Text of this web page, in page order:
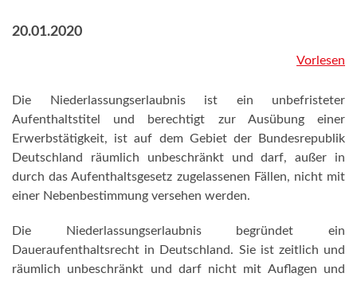
20.01.2020
Vorlesen
Die Niederlassungserlaubnis ist ein unbefristeter
Aufenthaltstitel und berechtigt zur Ausübung einer
Erwerbstätigkeit, ist auf dem Gebiet der Bundesrepublik
Deutschland räumlich unbeschränkt und darf, außer in
durch das Aufenthaltsgesetz zugelassenen Fällen, nicht mit
einer Nebenbestimmung versehen werden.
Die Niederlassungserlaubnis begründet ein
Daueraufenthaltsrecht in Deutschland. Sie ist zeitlich und
räumlich unbeschränkt und darf nicht mit Auflagen und